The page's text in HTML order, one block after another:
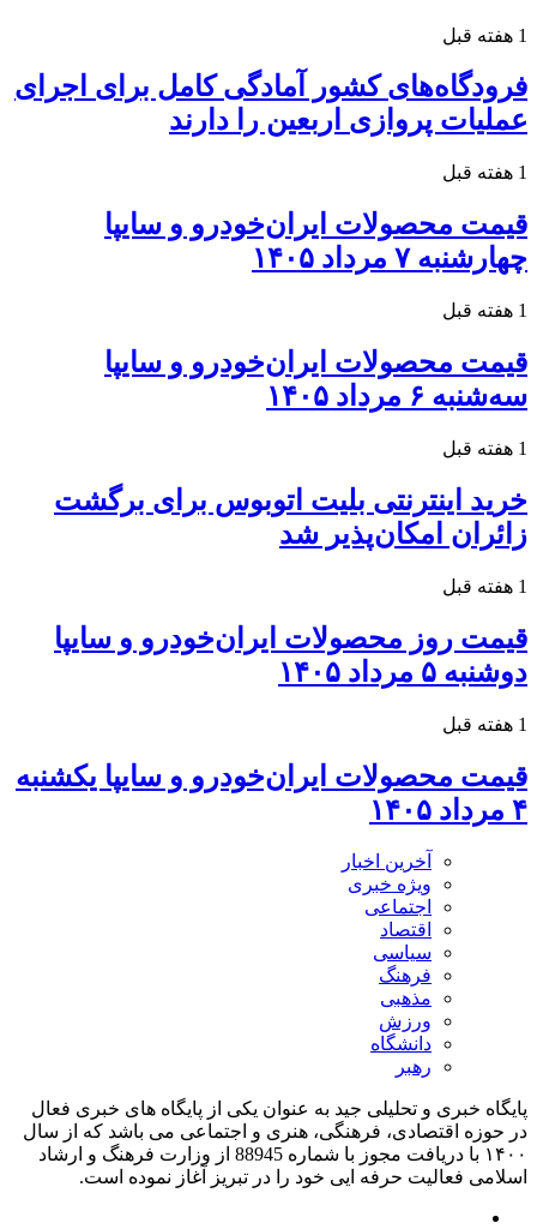
1 هفته قبل
فرودگاه‌های کشور آمادگی کامل برای اجرای
عملیات پروازی اربعین را دارند
1 هفته قبل
قیمت محصولات ایران‌خودرو و سایپا
چهارشنبه ۷ مرداد ۱۴۰۵
1 هفته قبل
قیمت محصولات ایران‌خودرو و سایپا
سه‌شنبه ۶ مرداد ۱۴۰۵
1 هفته قبل
خرید اینترنتی بلیت اتوبوس برای برگشت
زائران امکان‌پذیر شد
1 هفته قبل
قیمت روز محصولات ایران‌خودرو و سایپا
دوشنبه ۵ مرداد ۱۴۰۵
1 هفته قبل
قیمت محصولات ایران‌خودرو و سایپا یکشنبه
۴ مرداد ۱۴۰۵
آخرین اخبار
ویژه خبری
اجتماعی
اقتصاد
سیاسی
فرهنگ
مذهبی
ورزش
دانشگاه
رهبر
پایگاه خبری و تحلیلی جید به عنوان یکی از پایگاه های خبری فعال
در حوزه اقتصادی، فرهنگی، هنری و اجتماعی می باشد که از سال
۱۴۰۰ با دریافت مجوز با شماره 88945 از وزارت فرهنگ و ارشاد
اسلامی فعالیت حرفه ایی خود را در تبریز آغاز نموده است.